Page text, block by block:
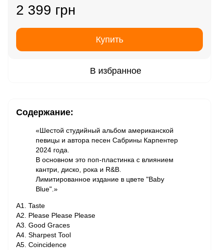
2 399 грн
Купить
В избранное
Содержание:
«Шестой студийный альбом американской
певицы и автора песен Сабрины Карпентер
2024 года.
В основном это поп-пластинка с влиянием
кантри, диско, рока и R&B.
Лимитированное издание в цвете "Baby
Blue".»
A1. Taste
A2. Please Please Please
A3. Good Graces
A4. Sharpest Tool
A5. Coincidence